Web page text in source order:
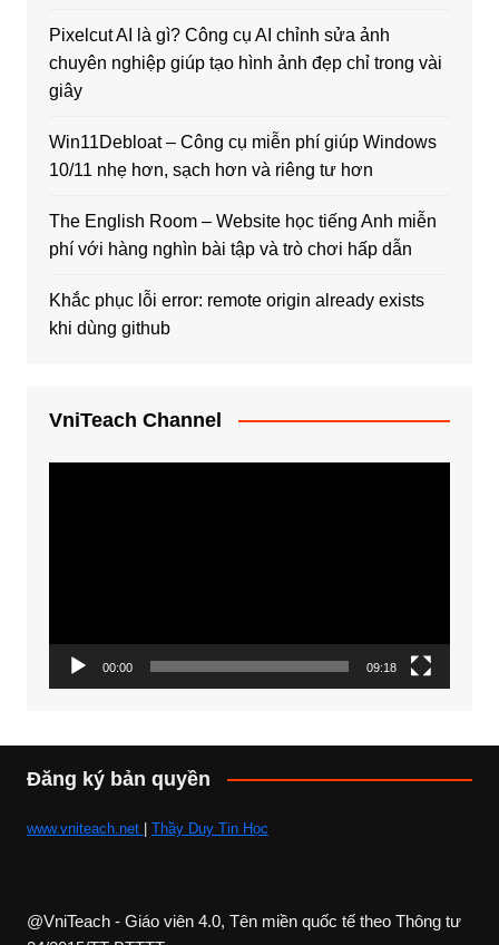
Pixelcut AI là gì? Công cụ AI chỉnh sửa ảnh
chuyên nghiệp giúp tạo hình ảnh đẹp chỉ trong vài
giây
Win11Debloat – Công cụ miễn phí giúp Windows
10/11 nhẹ hơn, sạch hơn và riêng tư hơn
The English Room – Website học tiếng Anh miễn
phí với hàng nghìn bài tập và trò chơi hấp dẫn
Khắc phục lỗi error: remote origin already exists
khi dùng github
VniTeach Channel
00:00 09:18
Đăng ký bản quyền
www.vniteach.net | Thầy Duy Tin Học
@VniTeach - Giáo viên 4.0, Tên miền quốc tế theo Thông tư